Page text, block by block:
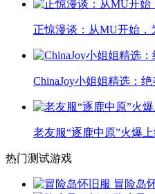
正惊漫谈：从MU开始
ChinaJoy小姐姐精选：绝
老友服“逐鹿中原”火爆
热门测试游戏
冒险岛